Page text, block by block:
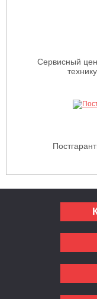
Сервисный